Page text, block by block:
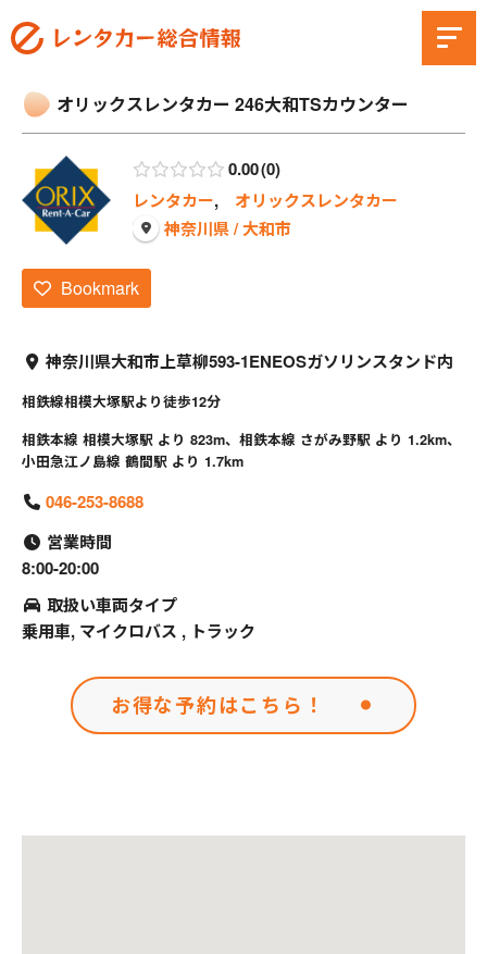
オリックスレンタカー 246大和TSカウンター
0.00 0
レンタカー, オリックスレンタカー
神奈川県 / 大和市
Bookmark
神奈川県大和市上草柳593-1ENEOSガソリンスタンド内
相鉄線相模大塚駅より徒歩12分
相鉄本線 相模大塚駅 より 823m、相鉄本線 さがみ野駅 より 1.2km、
小田急江ノ島線 鶴間駅 より 1.7km
046-253-8688
営業時間
8:00-20:00
取扱い車両タイプ
乗用車, マイクロバス , トラック
お得な予約はこちら！